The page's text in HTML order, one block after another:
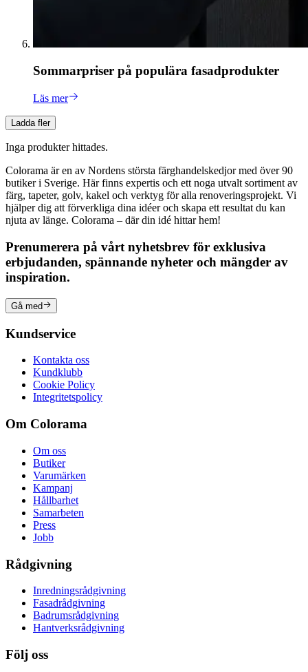
Sommarpriser på populära fasadprodukter
Läs mer
Ladda fler
Inga produkter hittades.
Colorama är en av Nordens största färghandelskedjor med över 90
butiker i Sverige. Här finns expertis och ett noga utvalt sortiment av
färg, tapeter, golv, kakel och verktyg för alla renoveringsprojekt. Vi
hjälper dig att förverkliga dina idéer och skapa ett resultat du kan
njuta av länge. Colorama – där din idé hittar hem!
Prenumerera på vårt nyhetsbrev för exklusiva
erbjudanden, spännande nyheter och mängder av
inspiration.
Gå med
Kundservice
Kontakta oss
Kundklubb
Cookie Policy
Integritetspolicy
Om Colorama
Om oss
Butiker
Varumärken
Kampanj
Hållbarhet
Samarbeten
Press
Jobb
Rådgivning
Inredningsrådgivning
Fasadrådgivning
Badrumsrådgivning
Hantverksrådgivning
Följ oss